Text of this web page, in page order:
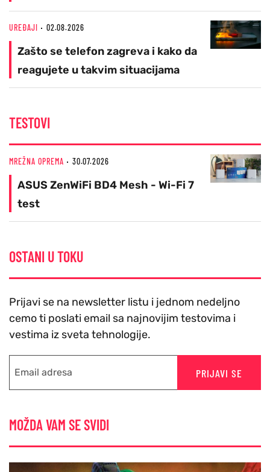
UREĐAJI 02.08.2026
Zašto se telefon zagreva i kako da
reagujete u takvim situacijama
TESTOVI
MREŽNA OPREMA 30.07.2026
ASUS ZenWiFi BD4 Mesh - Wi-Fi 7
test
OSTANI U TOKU
Prijavi se na newsletter listu i jednom nedeljno
cemo ti poslati email sa najnovijim testovima i
vestima iz sveta tehnologije.
PRIJAVI SE
MOŽDA VAM SE SVIDI